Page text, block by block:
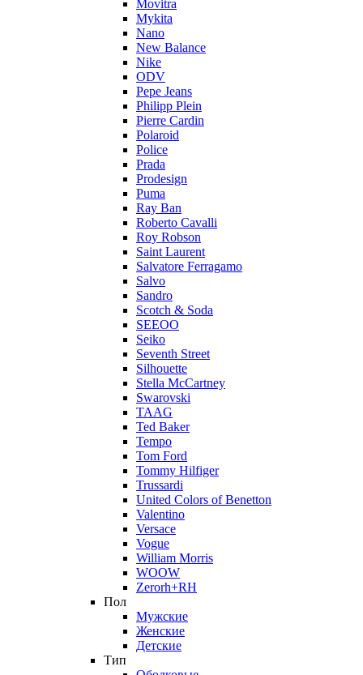
Movitra
Mykita
Nano
New Balance
Nike
ODV
Pepe Jeans
Philipp Plein
Pierre Cardin
Polaroid
Police
Prada
Prodesign
Puma
Ray Ban
Roberto Cavalli
Roy Robson
Saint Laurent
Salvatore Ferragamo
Salvo
Sandro
Scotch & Soda
SEEOO
Seiko
Seventh Street
Silhouette
Stella McCartney
Swarovski
TAAG
Ted Baker
Tempo
Tom Ford
Tommy Hilfiger
Trussardi
United Colors of Benetton
Valentino
Versace
Vogue
William Morris
WOOW
Zerorh+RH
Пол
Мужские
Женские
Детские
Тип